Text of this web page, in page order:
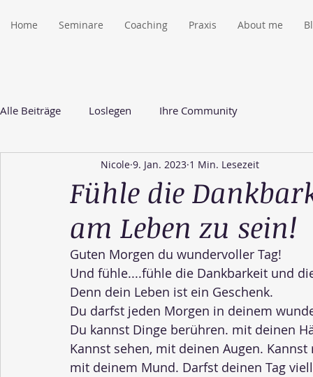
Home Seminare Coaching Praxis About me
Alle Beiträge Loslegen Ihre Community
Fühle die
am Leben zu sein!
Nicole 9. Jan. 2023 1 Min. Lesezeit
Guten Morgen du wundervoller Tag!
Und fühle....fühle die Dankbarkeit und
Denn dein Leben ist ein Geschenk.
Du darfst jeden Morgen in deinem
Du kannst Dinge berühren. mit deinen
Kannst sehen, mit deinen Augen.
mit deinem Mund. Darfst deinen Tag